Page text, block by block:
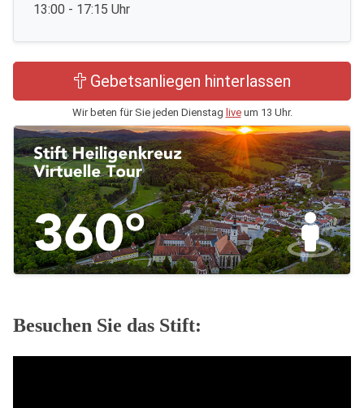
13:00 - 17:15 Uhr
Gebetsanliegen hinterlassen
Wir beten für Sie jeden Dienstag liveum 13 Uhr.
Besuchen Sie das Stift: